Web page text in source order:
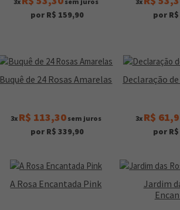
por R$ 159,90 por
Buquê de 24 Rosas Amarelas
3x R$ 113,30sem juros
por R$ 339,90
Declaração
3x R$
por
A Rosa Encantada Pink
Jardim